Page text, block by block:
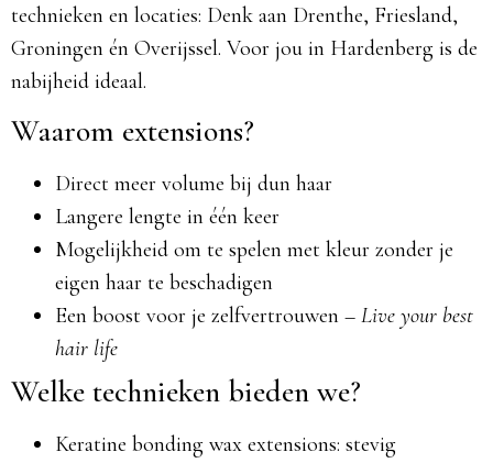
technieken en locaties: Denk aan Drenthe, Friesland,
Groningen én Overijssel. Voor jou in Hardenberg is de
nabijheid ideaal.
Waarom extensions?
Direct meer volume bij dun haar
Langere lengte in één keer
Mogelijkheid om te spelen met kleur zonder je
eigen haar te beschadigen
Een boost voor je zelfvertrouwen – Live your best
hair life
Welke technieken bieden we?
Keratine bonding wax extensions: stevig